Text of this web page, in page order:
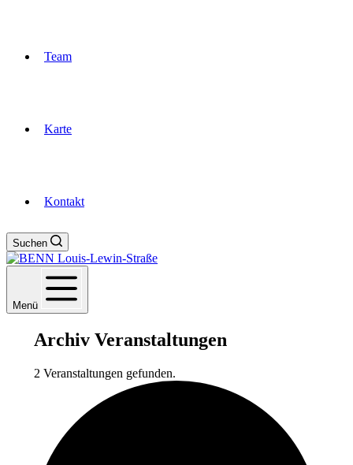
Team
Karte
Kontakt
Suchen
Menü
Archiv Veranstaltungen
2 Veranstaltungen gefunden.